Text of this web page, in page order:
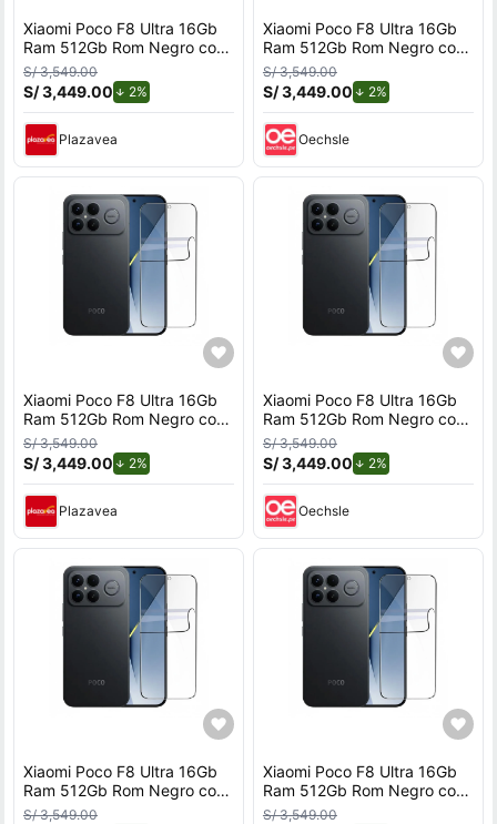
Xiaomi Poco F8 Ultra 16Gb
Ram 512Gb Rom Negro con
Mica Hidrogel REGISTRADO
S/ 3,549.00
S/ 3,449.00 2%
Plazavea
Xiaomi Poco F8 Ultra 16Gb
Ram 512Gb Rom Negro con
Mica Hidrogel REGISTRADO
S/ 3,549.00
S/ 3,449.00 2%de descuento.
Oechsle
Xiaomi Poco F8 Ultra 16Gb
Ram 512Gb Rom Negro con
Mica Hidrogel REGISTRADO
S/ 3,549.00
S/ 3,449.00 2%
Plazavea
Xiaomi Poco F8 Ultra 16Gb
Ram 512Gb Rom Negro con
Mica Hidrogel REGISTRADO
S/ 3,549.00
S/ 3,449.00 2%de descuento.
Oechsle
Xiaomi Poco F8 Ultra 16Gb
Ram 512Gb Rom Negro con
Mica Hidrogel REGISTRADO
S/ 3,549.00
Xiaomi Poco F8 Ultra 16Gb
Ram 512Gb Rom Negro con
Mica Hidrogel REGISTRADO
S/ 3,549.00